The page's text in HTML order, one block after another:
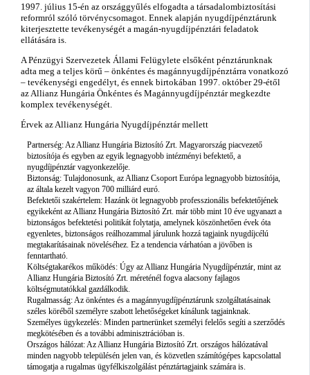
1997. július 15-én az országgyűlés elfogadta a társadalombiztosítási
reformról szóló törvénycsomagot. Ennek alapján nyugdíjpénztárunk
kiterjesztette tevékenységét a magán-nyugdíjpénztári feladatok
ellátására is.
A Pénzügyi Szervezetek Állami Felügylete elsőként pénztárunknak
adta meg a teljes körű – önkéntes és magánnyugdíjpénztárra vonatkozó
– tevékenységi engedélyt, és ennek birtokában 1997. október 29-étől
az Allianz Hungária Önkéntes és Magánnyugdíjpénztár megkezdte
komplex tevékenységét.
Érvek az Allianz Hungária Nyugdíjpénztár mellett
Partnerség: Az Allianz Hungária Biztosító Zrt. Magyarország piacvezető
biztosítója és egyben az egyik legnagyobb intézményi befektető, a
nyugdíjpénztár vagyonkezelője.
Biztonság: Tulajdonosunk, az Allianz Csoport Európa legnagyobb biztosítója,
az általa kezelt vagyon 700 milliárd euró.
Befektetői szakértelem: Hazánk öt legnagyobb professzionális befektetőjének
egyikeként az Allianz Hungária Biztosító Zrt. már több mint 10 éve ugyanazt a
biztonságos befektetési politikát folytatja, amelynek köszönhetően évek óta
egyenletes, biztonságos reálhozammal járulunk hozzá tagjaink nyugdíjcélú
megtakarításainak növeléséhez. Ez a tendencia várhatóan a jövőben is
fenntartható.
Költségtakarékos működés: Úgy az Allianz Hungária Nyugdíjpénztár, mint az
Allianz Hungária Biztosító Zrt. méreténél fogva alacsony fajlagos
költségmutatókkal gazdálkodik.
Rugalmasság: Az önkéntes és a magánnyugdíjpénztárunk szolgáltatásainak
széles köréből személyre szabott lehetőségeket kínálunk tagjainknak.
Személyes ügykezelés: Minden partnerünket személyi felelős segíti a szerződés
megkötésében és a további adminisztrációban is.
Országos hálózat: Az Allianz Hungária Biztosító Zrt. országos hálózatával
minden nagyobb településén jelen van, és közvetlen számítógépes kapcsolattal
támogatja a rugalmas ügyfélkiszolgálást pénztártagjaink számára is.